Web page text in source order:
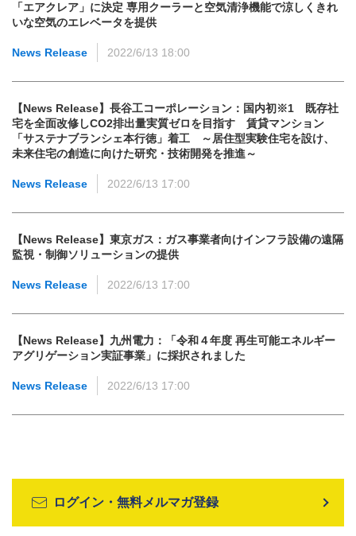
「エアクレア」に決定 専用クーラーと空気清浄機能で涼しくきれ
いな空気のエレベータを提供
News Release 2022/6/13 18:00
【News Release】長谷工コーポレーション：国内初※1 既存社
宅を全面改修しCO2排出量実質ゼロを目指す 賃貸マンション
「サステナブランシェ本行徳」着工 ～居住型実験住宅を設け、
未来住宅の創造に向けた研究・技術開発を推進～
News Release 2022/6/13 17:00
【News Release】東京ガス：ガス事業者向けインフラ設備の遠隔
監視・制御ソリューションの提供
News Release 2022/6/13 17:00
【News Release】九州電力：「令和４年度 再生可能エネルギー
アグリゲーション実証事業」に採択されました
News Release 2022/6/13 17:00
ログイン・無料メルマガ登録